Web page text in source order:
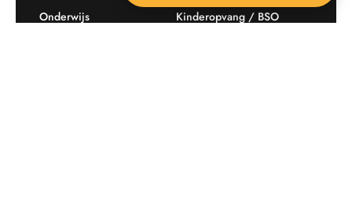
Onderwijs Kinderopvang / BSO